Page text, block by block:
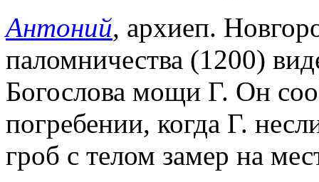
Антоний, архиеп.
паломничества (1200)
Богослова мощи Г. Он
погребении, когда Г.
гроб с телом замер на